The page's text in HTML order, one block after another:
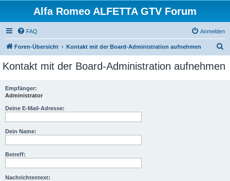
Alfa Romeo ALFETTA GTV Forum
FAQ Anmelden
Foren-Übersicht Kontakt mit der Board-Administration aufnehmen
c
Kontakt mit der Board-Administration aufnehmen
Empfänger:
Administrator
Deine E-Mail-Adresse:
Dein Name:
Betreff:
Nachrichtentext: